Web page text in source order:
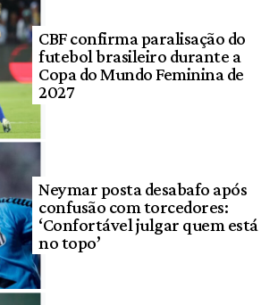
CBF confirma paralisação do
futebol brasileiro durante a
Copa do Mundo Feminina de
2027
Neymar posta desabafo após
confusão com torcedores:
‘Confortável julgar quem está
no topo’